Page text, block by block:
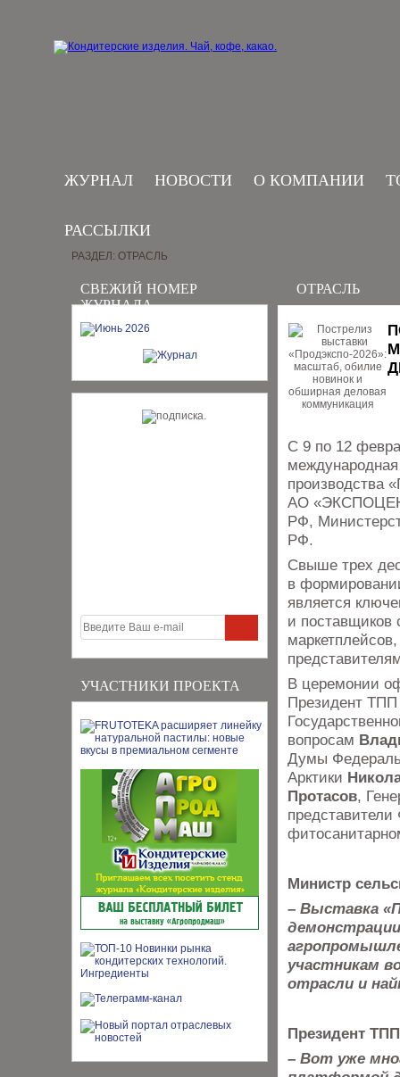
ЖУРНАЛ НОВОСТИ О КОМПАНИИ
РАССЫЛКИ
СВЕЖИЙ НОМЕР
ЖУРНАЛА
УЧАСТНИКИ ПРОЕКТА
РАЗДЕЛ: ОТРАСЛЬ
ОТРАСЛЬ
С 9 по 12
производства
АО
РФ,
РФ.
Свыше трех
в
является
и поставщиков
В церемонии
Президент
вопросам
Думы
Арктики
Протасов,
Министр
– Выставка
участникам
отрасли и
Президент
– Вот уже